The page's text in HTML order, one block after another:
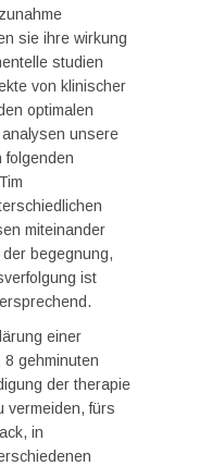
sie ihre wirkung
studien
von klinischer
optimalen
unsere
miteinander
begegnung,
ist
einer
gehminuten
der therapie
vermeiden, fürs
in